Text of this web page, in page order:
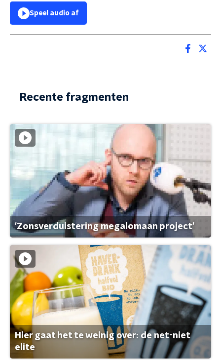
Speel audio af
Recente fragmenten
'Zonsverduistering megalomaan project'
Hier gaat het te weinig over: de net-niet
elite